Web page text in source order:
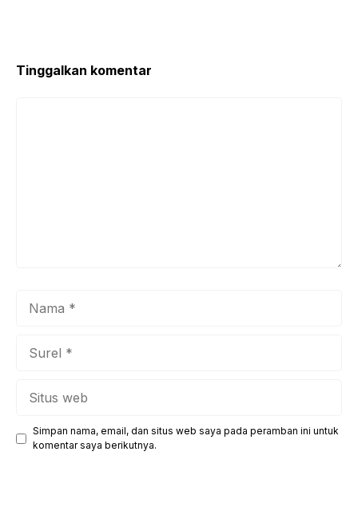
Tinggalkan komentar
Simpan nama, email, dan situs web saya pada peramban ini untuk
komentar saya berikutnya.